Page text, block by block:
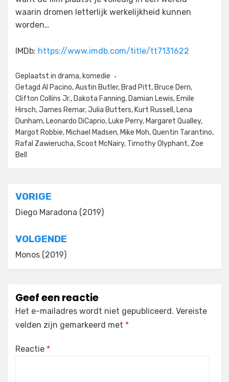
waarin dromen letterlijk werkelijkheid kunnen
worden…
IMDb: https://www.imdb.com/title/tt7131622
Geplaatst in drama, komedie
Getagd Al Pacino,Austin Butler, Brad Pitt, Bruce Dern,
Clifton Collins Jr., Dakota Fanning, Damian Lewis, Emile
Hirsch,James Remar,Julia Butters, Kurt Russell , Lena
Dunham, Leonardo DiCaprio, Luke Perry, Margaret Qualley,
Margot Robbie, Michael Madsen, Mike Moh,Quentin Tarantino,
Rafal Zawierucha,Scoot McNairy, Timothy Olyphant, Zoe
Bell
Bericht
navigatie
VORIGE
Diego Maradona (2019)
VOLGENDE
Monos (2019)
Geef een reactie
Het e-mailadres wordt niet gepubliceerd. Vereiste
velden zijn gemarkeerd met *
Reactie *